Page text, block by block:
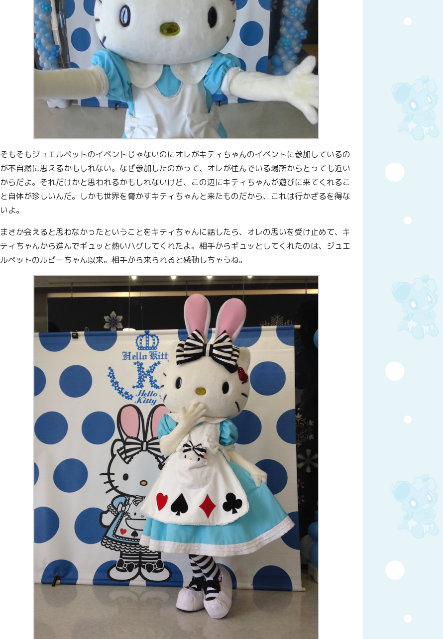
そもそもジュエルペットのイベントじゃないのにオレがキティちゃんのイベントに参加しているの
が不自然に思えるかもしれない。なぜ参加したのかって、オレが住んでいる場所からとっても近い
からだよ。それだけかと思われるかもしれないけど、この辺にキティちゃんが遊びに来てくれるこ
と自体が珍しいんだ。しかも世界を脅かすキティちゃんと来たものだから、これは行かざるを得な
いよ。
まさか会えると思わなかったということをキティちゃんに話したら、オレの思いを受け止めて、キ
ティちゃんから進んでギュッと熱いハグしてくれたよ。相手からギュッとしてくれたのは、ジュエ
ルペットのルビーちゃん以来。相手から来られると感動しちゃうね。